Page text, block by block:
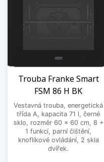
Trouba Franke Smart
FSM 86 H BK
Vestavná trouba, energetická
třída A, kapacita 71 l, černé
sklo, rozměr 60 x 60 cm, 8 +
1 funkcí, parní čištění,
knoflíkové ovládání, 2 skla
dvířek.